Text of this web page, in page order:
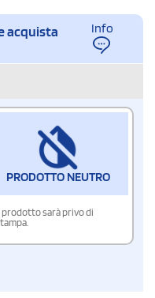
acquista
Info
PRODOTTO NEUTRO
prodotto sarà privo di